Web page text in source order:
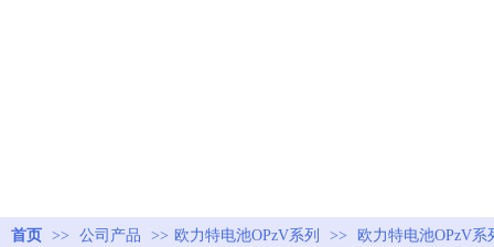
首页 >> 公司产品 >> 欧力特电池OPzV系列 >> 欧力特电池OPzV系